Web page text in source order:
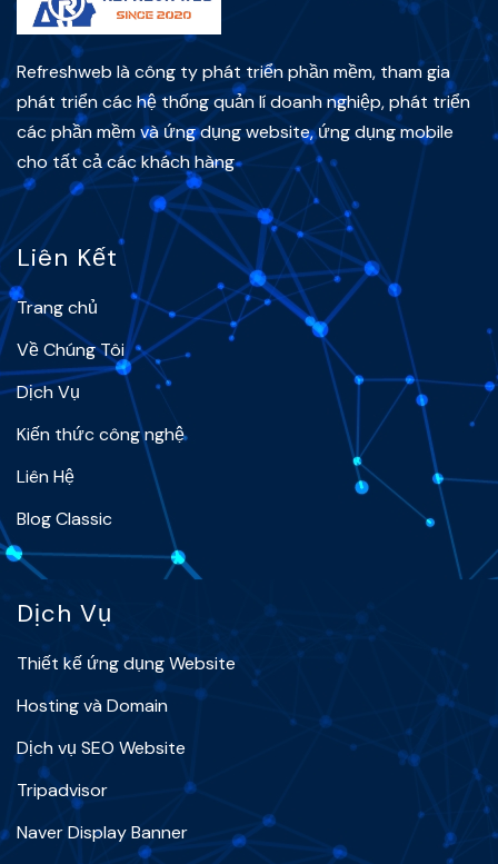
Refreshweb là công ty phát triển phần mềm, tham gia
phát triển các hệ thống quản lí doanh nghiệp, phát triển
các phần mềm và ứng dụng website, ứng dụng mobile
cho tất cả các khách hàng
Liên Kết
Trang chủ
Về Chúng Tôi
Dịch Vụ
Kiến thức công nghệ
Liên Hệ
Blog Classic
Dịch Vụ
Thiết kế ứng dụng Website
Hosting và Domain
Dịch vụ SEO Website
Tripadvisor
Naver Display Banner